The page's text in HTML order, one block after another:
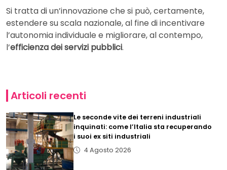
Si tratta di un’innovazione che si può, certamente,
estendere su scala nazionale, al fine di incentivare
l’autonomia individuale e migliorare, al contempo,
l’efficienza dei servizi pubblici.
Articoli recenti
Le seconde vite dei terreni industriali
inquinati: come l’Italia sta recuperando
i suoi ex siti industriali
4 Agosto 2026